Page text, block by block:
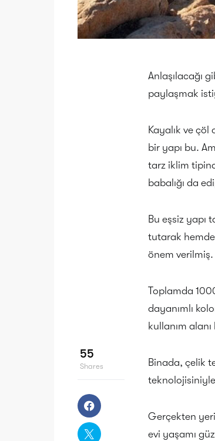
55
Shares
Anlaşılacağı
paylaşmak
Kayalık ve
bir yapı bu.
tarz iklim
babalığı da
Bu eşsiz yapı
tutarak
önem verilmiş.
Toplamda
dayanımlı
kullanım alanı
Binada, çelik
Gerçekten
evi yaşamı